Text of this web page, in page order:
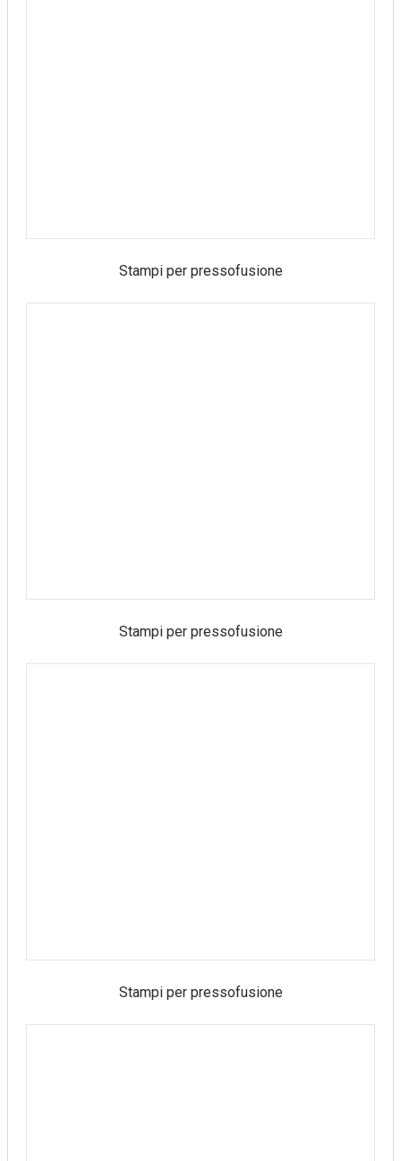
Stampi per pressofusione
Stampi per pressofusione
Stampi per pressofusione